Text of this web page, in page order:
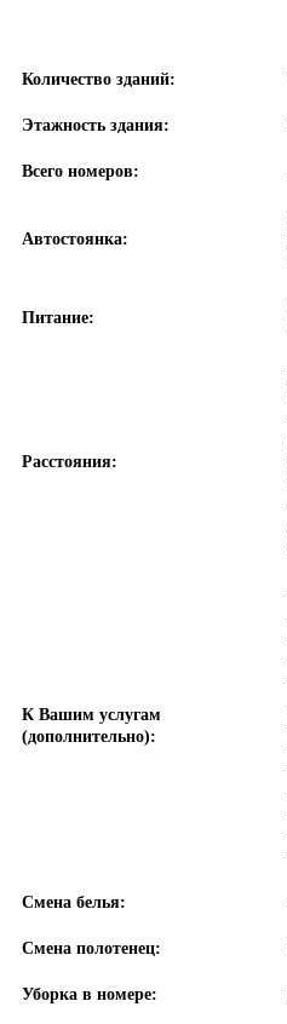
Количество зданий:
Этажность здания:
Всего номеров:
Автостоянка:
Питание:
Расстояния:
К Вашим услугам
(дополнительно):
Смена белья:
Смена полотенец:
Уборка в номере: